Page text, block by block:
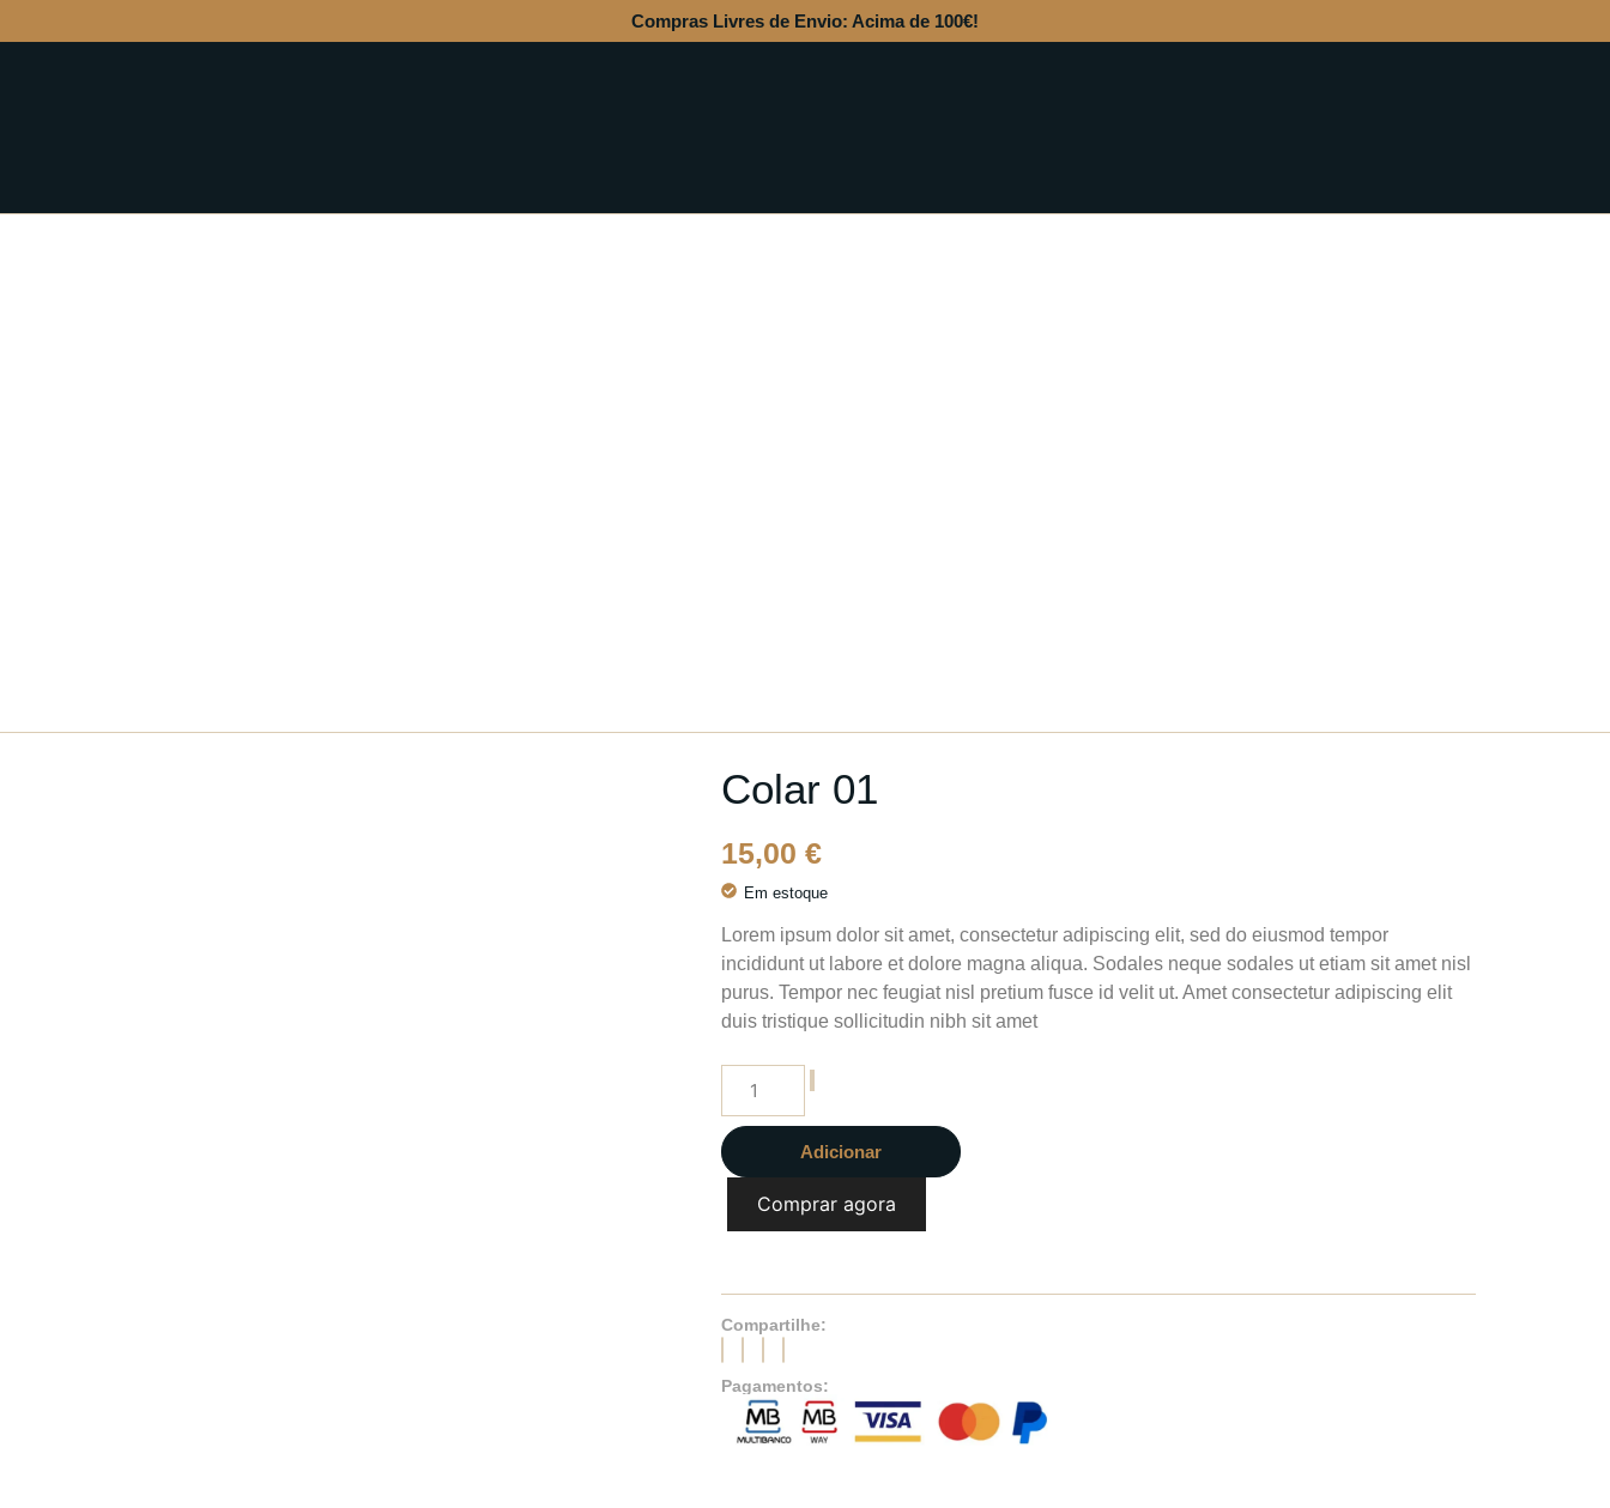
Compras Livres de Envio: Acima de 100€!
Colar 01
15,00€
Em estoque
Lorem ipsum dolor sit amet, consectetur adipiscing elit, sed do eiusmod tempor
incididunt ut labore et dolore magna aliqua. Sodales neque sodales ut etiam sit amet nisl
purus. Tempor nec feugiat nisl pretium fusce id velit ut. Amet consectetur adipiscing elit
duis tristique sollicitudin nibh sit amet
Adicionar
Comprar agora
Compartilhe:
Pagamentos: